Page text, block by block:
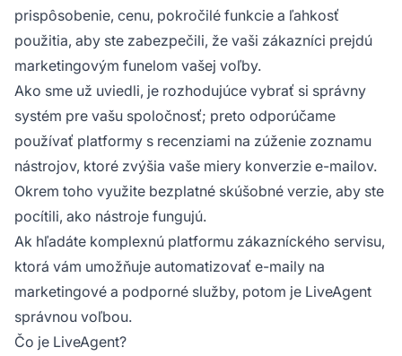
prispôsobenie, cenu, pokročilé funkcie a ľahkosť
použitia, aby ste zabezpečili, že vaši zákazníci prejdú
marketingovým funelom vašej voľby.
Ako sme už uviedli, je rozhodujúce vybrať si správny
systém pre vašu spoločnosť; preto odporúčame
používať platformy s recenziami na zúženie zoznamu
nástrojov, ktoré zvýšia vaše miery konverzie e-mailov.
Okrem toho využite bezplatné skúšobné verzie, aby ste
pocítili, ako nástroje fungujú.
Ak hľadáte komplexnú platformu zákazníckého servisu,
ktorá vám umožňuje automatizovať e-maily na
marketingové a podporné služby, potom je LiveAgent
správnou voľbou.
Čo je LiveAgent?